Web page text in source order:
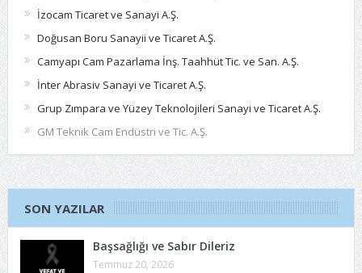
İzocam Ticaret ve Sanayi A.Ş.
Doğusan Boru Sanayii ve Ticaret A.Ş.
Camyapı Cam Pazarlama İnş. Taahhüt Tic. ve San. A.Ş.
İnter Abrasiv Sanayi ve Ticaret A.Ş.
Grup Zımpara ve Yüzey Teknolojileri Sanayi ve Ticaret A.Ş.
GM Teknik Cam Endüstri ve Tic. A.Ş.
SON YAZILAR
Başsağlığı ve Sabır Dileriz
Temmuz 20, 2026